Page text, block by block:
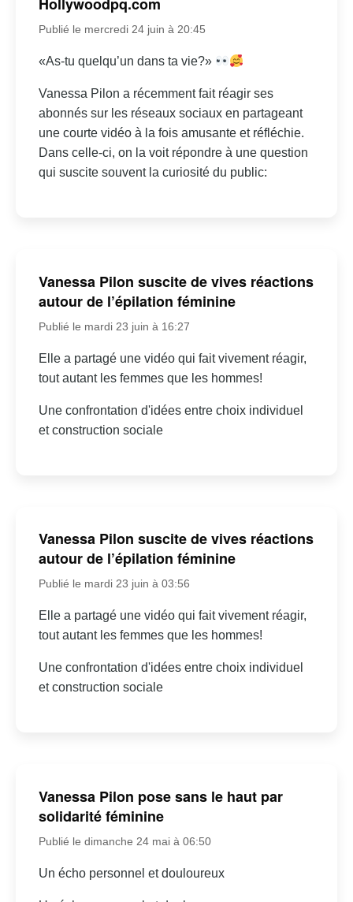
Hollywoodpq.com
Publié le mercredi 24 juin à 20:45
«As-tu quelqu’un dans ta vie?»
Vanessa Pilon a récemment fait réagir ses
abonnés sur les réseaux sociaux en partageant
une courte vidéo à la fois amusante et réfléchie.
Dans celle-ci, on la voit répondre à une question
qui suscite souvent la curiosité du public:
Vanessa Pilon suscite de vives réactions
autour de l’épilation féminine
Publié le mardi 23 juin à 16:27
Elle a partagé une vidéo qui fait vivement réagir,
tout autant les femmes que les hommes!
Une confrontation d'idées entre choix individuel
et construction sociale
Vanessa Pilon suscite de vives réactions
autour de l’épilation féminine
Publié le mardi 23 juin à 03:56
Elle a partagé une vidéo qui fait vivement réagir,
tout autant les femmes que les hommes!
Une confrontation d'idées entre choix individuel
et construction sociale
Vanessa Pilon pose sans le haut par
solidarité féminine
Publié le dimanche 24 mai à 06:50
Un écho personnel et douloureux